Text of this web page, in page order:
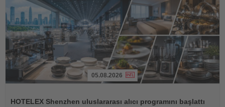
05.08.2026
HOTELEX Shenzhen uluslararası alıcı programını başlattı